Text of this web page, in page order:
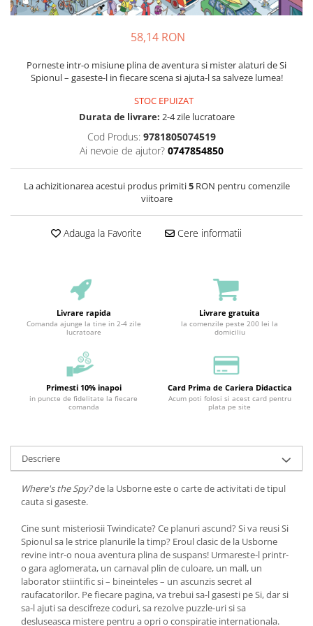
58,14 RON
Porneste intr-o misiune plina de aventura si mister alaturi de Si
Spionul – gaseste-l in fiecare scena si ajuta-l sa salveze lumea!
STOC EPUIZAT
Durata de livrare: 2-4 zile lucratoare
Cod Produs: 9781805074519
Ai nevoie de ajutor? 0747854850
La achizitionarea acestui produs primiti5RON pentru comenzile
viitoare
Adauga la Favorite Cere informatii
Livrare rapida
Comanda ajunge la tine in 2-4 zile
lucratoare
Livrare gratuita
la comenzile peste 200 lei la
domiciliu
Primesti 10% inapoi
in puncte de fidelitate la fiecare
comanda
Card Prima de Cariera Didactica
Acum poti folosi si acest card pentru
plata pe site
Descriere
Where's the Spy?de la Usborne este o carte de activitati de tipul
cauta si gaseste.
Cine sunt misteriosii Twindicate? Ce planuri ascund? Si va reusi Si
Spionul sa le strice planurile la timp? Eroul clasic de la Usborne
revine intr-o noua aventura plina de suspans! Urmareste-l printr-
o gara aglomerata, un carnaval plin de culoare, un mall, un
laborator stiintific si – bineinteles – un ascunzis secret al
raufacatorilor. Pe fiecare pagina, va trebui sa-l gasesti pe Si, dar si
sa-l ajuti sa descifreze coduri, sa rezolve puzzle-uri si sa
desluseasca mistere pentru a opri o conspiratie internationala.